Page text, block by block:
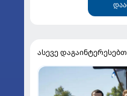
ასევე დაგაინტერესებთ